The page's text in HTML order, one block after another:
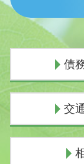
債
債務整理
ヤミ金被害
闇金被害
交
人身事故